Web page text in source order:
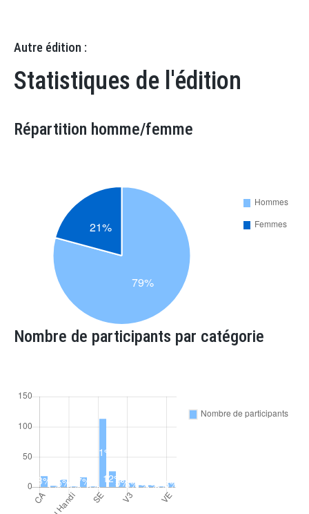
Autre édition :
Statistiques de l'édition
Répartition homme/femme
Nombre de participants par catégorie